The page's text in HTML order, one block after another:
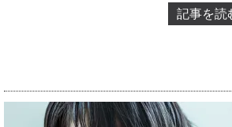
ダーの「Gmailから予定を作成」という
記事を読